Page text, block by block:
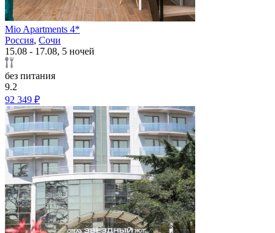
Mio Apartments 4*
Россия, Сочи
15.08 - 17.08, 5 ночей
без питания
9.2
92 349 ₽